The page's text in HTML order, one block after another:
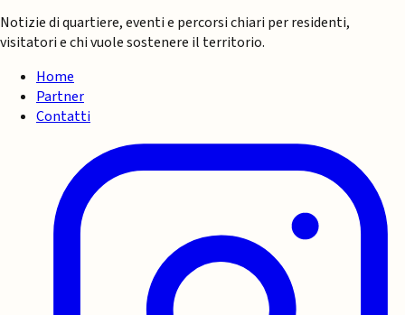
Notizie di quartiere, eventi e percorsi chiari per residenti,
visitatori e chi vuole sostenere il territorio.
Home
Partner
Contatti